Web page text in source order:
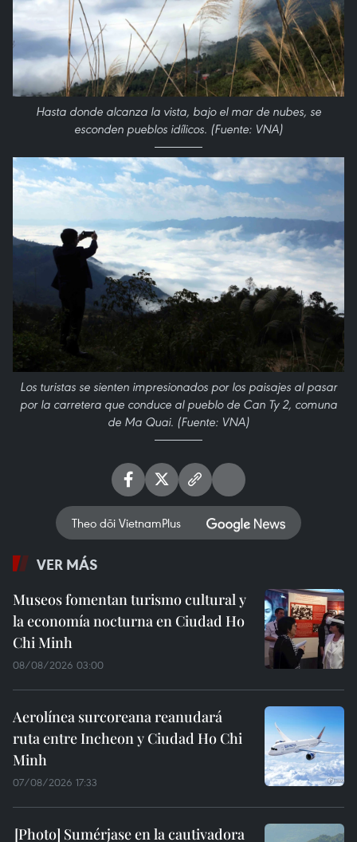
Hasta donde alcanza la vista, bajo el mar de nubes, se
esconden pueblos idílicos. (Fuente: VNA)
Los turistas se sienten impresionados por los paisajes al pasar
por la carretera que conduce al pueblo de Can Ty 2, comuna
de Ma Quai. (Fuente: VNA)
Theo dõi VietnamPlus
VER MÁS
Museos fomentan turismo cultural y
la economía nocturna en Ciudad Ho
Chi Minh
08/08/2026 03:00
Aerolínea surcoreana reanudará
ruta entre Incheon y Ciudad Ho Chi
Minh
07/08/2026 17:33
Sumérjase en la cautivadora